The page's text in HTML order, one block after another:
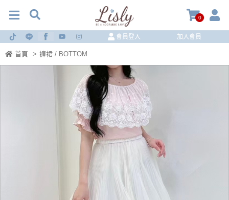
0
會員登入 加入會員
首頁 > 褲裙 / BOTTOM